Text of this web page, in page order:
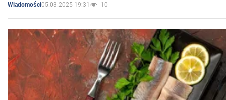
Wiadomości05.03.2025 19:31 10